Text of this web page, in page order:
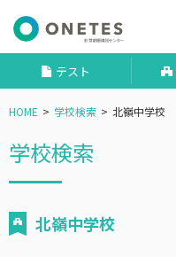
テスト
HOME 学校検索 北嶺中学校
学校検索
北嶺中学校